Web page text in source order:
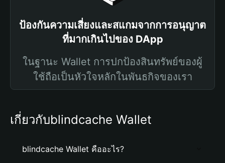
ป้องกันความเสี่ยงและสแกมจากการอนุญาต
ที่มากเกินไปของ DApp
ในฐานะ Wallet การปกป้องสินทรัพย์ของผู้
ใช้ถือเป็นหัวใจหลักในพันธกิจของเรา
เกี่ยวกับblindcache Wallet
blindcache Wallet คืออะไร?